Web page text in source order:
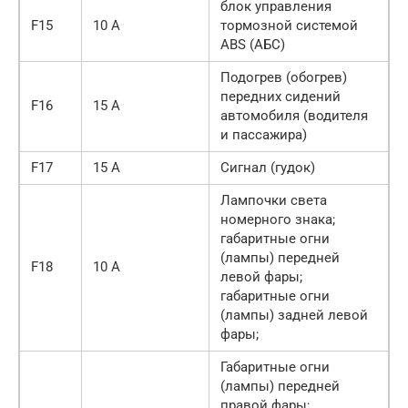
F15 10 А
блок управления
тормозной системой
ABS (АБС)
F16 15 А
Подогрев (обогрев)
передних сидений
автомобиля (водителя
и пассажира)
F17
15 А Сигнал (гудок)
F18 10 А
Лампочки света
номерного знака;
габаритные огни
(лампы) передней
левой фары;
габаритные огни
(лампы) задней левой
фары;
Габаритные огни
(лампы) передней